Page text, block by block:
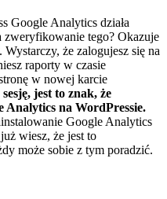
Google Analytics działa
zweryfikowanie tego? Okazuje
że zalogujesz się na
raporty w czasie
w nowej karcie
jest to znak, że
Analytics na WordPressie.
Google Analytics
wiesz, że jest to
może sobie z tym poradzić.